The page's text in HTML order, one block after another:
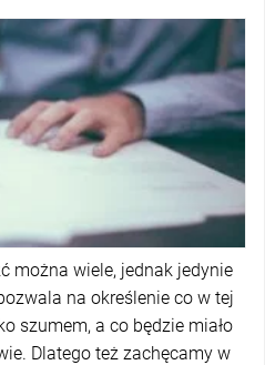
można wiele, jednak jedynie
na określenie co w tej
szumem, a co będzie miało
Dlatego też zachęcamy w